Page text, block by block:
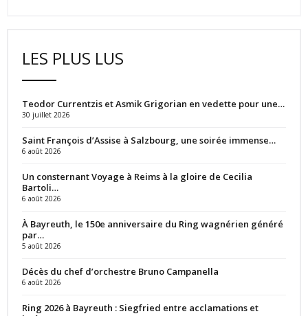
LES PLUS LUS
Teodor Currentzis et Asmik Grigorian en vedette pour une…
30 juillet 2026
Saint François d’Assise à Salzbourg, une soirée immense…
6 août 2026
Un consternant Voyage à Reims à la gloire de Cecilia
Bartoli…
6 août 2026
À Bayreuth, le 150e anniversaire du Ring wagnérien généré
par…
5 août 2026
Décès du chef d’orchestre Bruno Campanella
6 août 2026
Ring 2026 à Bayreuth : Siegfried entre acclamations et